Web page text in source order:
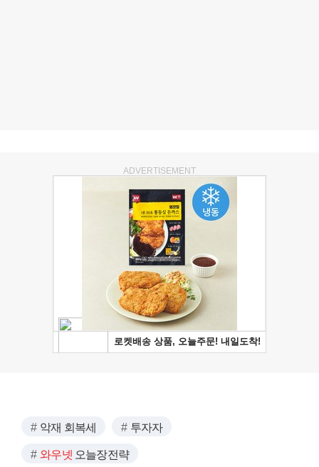
ADVERTISEMENT
악재 회복세 투자자
와우넷 오늘장전략